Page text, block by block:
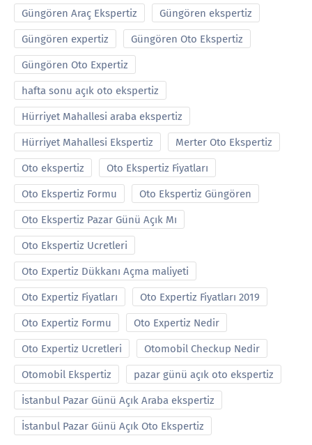
Güngören Araç Ekspertiz Güngören ekspertiz
Güngören expertiz Güngören Oto Ekspertiz
Güngören Oto Expertiz
hafta sonu açık oto ekspertiz
Hürriyet Mahallesi araba ekspertiz
Hürriyet Mahallesi Ekspertiz Merter Oto Ekspertiz
Oto ekspertiz Oto Ekspertiz Fiyatları
Oto Ekspertiz Formu Oto Ekspertiz Güngören
Oto Ekspertiz Pazar Günü Açık Mı
Oto Ekspertiz Ucretleri
Oto Expertiz Dükkanı Açma maliyeti
Oto Expertiz Fiyatları Oto Expertiz Fiyatları 2019
Oto Expertiz Formu Oto Expertiz Nedir
Oto Expertiz Ucretleri Otomobil Checkup Nedir
Otomobil Ekspertiz pazar günü açık oto ekspertiz
İstanbul Pazar Günü Açık Araba ekspertiz
İstanbul Pazar Günü Açık Oto Ekspertiz